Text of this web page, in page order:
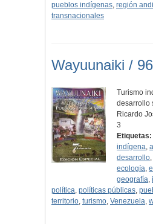
pueblos indígenas, región
transnacionales
Wayuunaiki / 96
Turismo
desarrollo
Ricardo
3
Etiquetas:
indígena,
desarrollo
ecología,
geografía,
política, políticas públicas,
territorio, turismo, Venezuela,